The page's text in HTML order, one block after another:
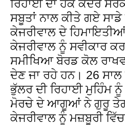
ਰਿਹਾਈ ਦਾ ਹੱਕ ਕੇਂਦਰ
ਸਬੂਤਾਂ ਨਾਲ ਕੀਤੇ ਗਏ
ਕੇਜਰੀਵਾਲ ਦੇ
ਕੇਜਰੀਵਾਲ ਨੂੰ ਸਵੀਕਾਰ
ਸਮੀਖਿਆ ਬੋਰਡ ਕੋਲ
ਦੇਣ ਜਾ ਰਹੇ ਹਨ। 26
ਭੁੱਲਰ ਦੀ ਰਿਹਾਈ ਮੁਹਿੰਮ
ਮੋਰਚੇ ਦੇ ਆਗੂਆਂ ਨੇ ਗੁਰੂ ਤੇਗ
ਕੇਜਰੀਵਾਲ ਨੂੰ ਮਜ਼ਬੂਰੀ